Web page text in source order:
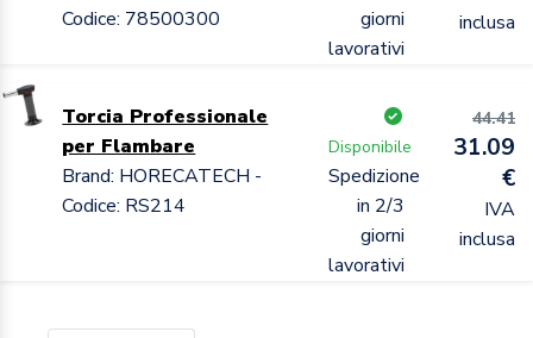
Codice: 78500300
giorni
lavorativi
inclusa
Torcia Professionale
per Flambare
Brand: HORECATECH -
Codice: RS214
Disponibile
Spedizione
in 2/3
giorni
lavorativi
44.41
31.09
€
IVA
inclusa